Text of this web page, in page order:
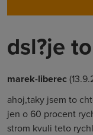
dsl?je
marek-liberec
ahoj,taky jsem to
jen o 60 procent
strom kvuli teto